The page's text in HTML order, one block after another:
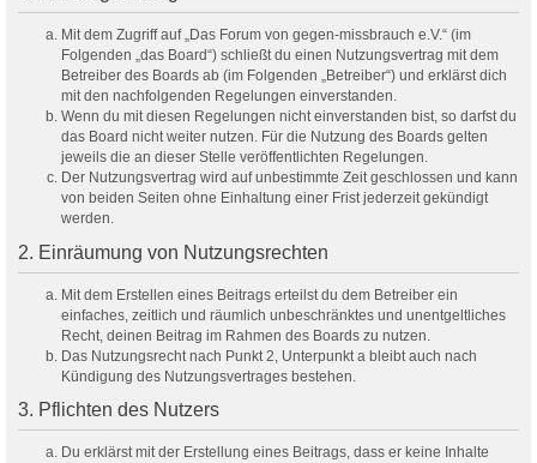
Mit dem Zugriff auf „Das Forum von gegen-missbrauch e.V.“ (im
Folgenden „das Board“) schließt du einen Nutzungsvertrag mit dem
Betreiber des Boards ab (im Folgenden „Betreiber“) und erklärst dich
mit den nachfolgenden Regelungen einverstanden.
Wenn du mit diesen Regelungen nicht einverstanden bist, so darfst du
das Board nicht weiter nutzen. Für die Nutzung des Boards gelten
jeweils die an dieser Stelle veröffentlichten Regelungen.
Der Nutzungsvertrag wird auf unbestimmte Zeit geschlossen und kann
von beiden Seiten ohne Einhaltung einer Frist jederzeit gekündigt
werden.
2. Einräumung von Nutzungsrechten
Mit dem Erstellen eines Beitrags erteilst du dem Betreiber ein
einfaches, zeitlich und räumlich unbeschränktes und unentgeltliches
Recht, deinen Beitrag im Rahmen des Boards zu nutzen.
Das Nutzungsrecht nach Punkt 2, Unterpunkt a bleibt auch nach
Kündigung des Nutzungsvertrages bestehen.
3. Pflichten des Nutzers
Du erklärst mit der Erstellung eines Beitrags, dass er keine Inhalte